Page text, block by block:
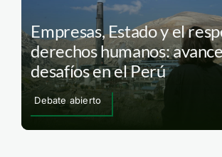
Empresas, Estado y el
derechos humanos:
desafíos en el Perú
Debate abierto